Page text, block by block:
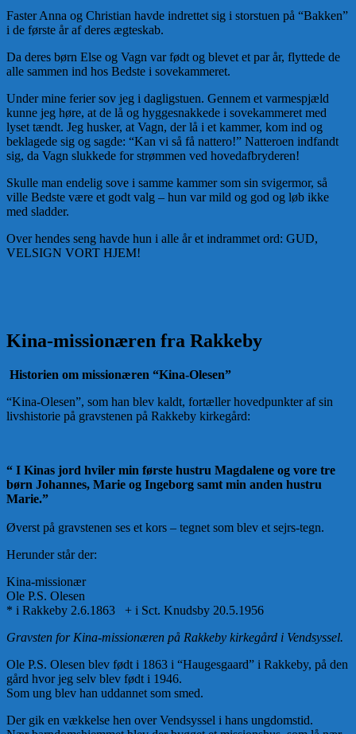
Faster Anna og Christian havde indrettet sig i storstuen på “Bakken”
i de første år af deres ægteskab.
Da deres børn Else og Vagn var født og blevet et par år, flyttede de
alle sammen ind hos Bedste i sovekammeret.
Under mine ferier sov jeg i dagligstuen. Gennem et varmespjæld
kunne jeg høre, at de lå og hyggesnakkede i sovekammeret med
lyset tændt. Jeg husker, at Vagn, der lå i et kammer, kom ind og
beklagede sig og sagde: “Kan vi så få nattero!” Natteroen indfandt
sig, da Vagn slukkede for strømmen ved hovedafbryderen!
Skulle man endelig sove i samme kammer som sin svigermor, så
ville Bedste være et godt valg – hun var mild og god og løb ikke
med sladder.
Over hendes seng havde hun i alle år et indrammet ord: GUD,
VELSIGN VORT HJEM!
Kina-missionæren fra Rakkeby
Historien om missionæren “Kina-Olesen”
“Kina-Olesen”, som han blev kaldt, fortæller hovedpunkter af sin
livshistorie på gravstenen på Rakkeby kirkegård:
“ I Kinas jord hviler min første hustru Magdalene og vore tre
børn Johannes, Marie og Ingeborg samt min anden hustru
Marie.”
Øverst på gravstenen ses et kors – tegnet som blev et sejrs-tegn.
Herunder står der:
Kina-missionær
Ole P.S. Olesen
* i Rakkeby 2.6.1863 + i Sct. Knudsby 20.5.1956
Gravsten for Kina-missionæren på Rakkeby kirkegård i Vendsyssel.
Ole P.S. Olesen blev født i 1863 i “Haugesgaard” i Rakkeby, på den
gård hvor jeg selv blev født i 1946.
Som ung blev han uddannet som smed.
Der gik en vækkelse hen over Vendsyssel i hans ungdomstid.